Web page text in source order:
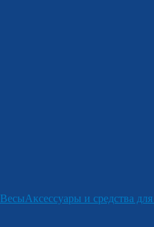
ВесыАксессуары и средства